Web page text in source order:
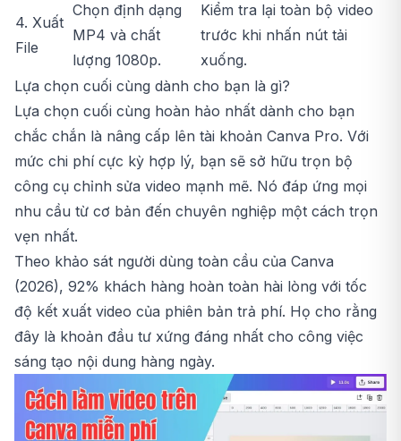
4. Xuất
File
Chọn định dạng
MP4 và chất
lượng 1080p.
Kiểm tra lại toàn bộ video
trước khi nhấn nút tải
xuống.
Lựa chọn cuối cùng dành cho bạn là gì?
Lựa chọn cuối cùng hoàn hảo nhất dành cho bạn
chắc chắn là nâng cấp lên tài khoản Canva Pro. Với
mức chi phí cực kỳ hợp lý, bạn sẽ sở hữu trọn bộ
công cụ chỉnh sửa video mạnh mẽ. Nó đáp ứng mọi
nhu cầu từ cơ bản đến chuyên nghiệp một cách trọn
vẹn nhất.
Theo khảo sát người dùng toàn cầu của Canva
(2026), 92% khách hàng hoàn toàn hài lòng với tốc
độ kết xuất video của phiên bản trả phí. Họ cho rằng
đây là khoản đầu tư xứng đáng nhất cho công việc
sáng tạo nội dung hàng ngày.